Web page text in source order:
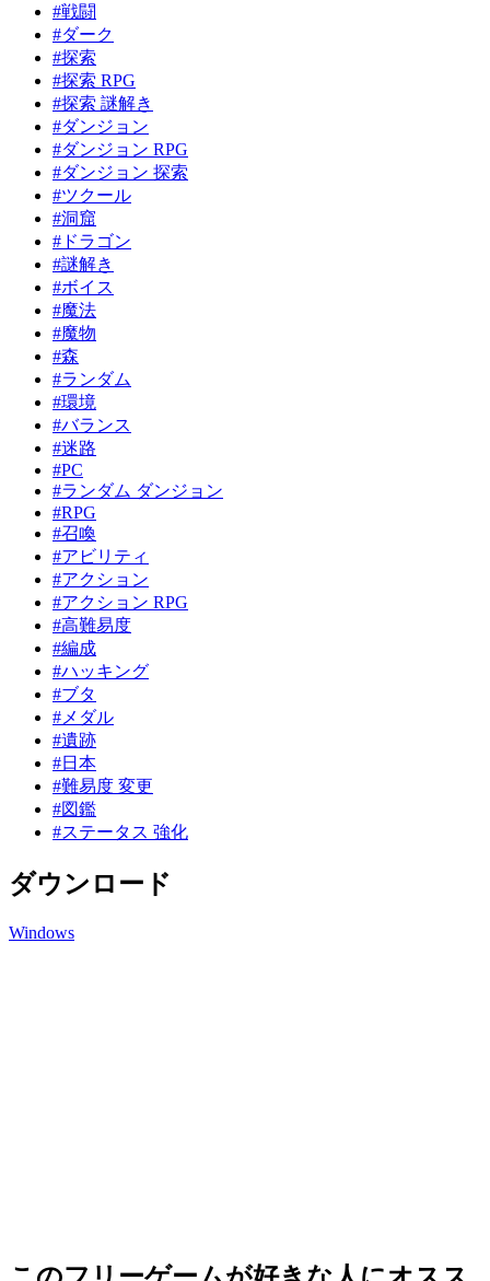
#戦闘
#ダーク
#探索
#探索 RPG
#探索 謎解き
#ダンジョン
#ダンジョン RPG
#ダンジョン 探索
#ツクール
#洞窟
#ドラゴン
#謎解き
#ボイス
#魔法
#魔物
#森
#ランダム
#環境
#バランス
#迷路
#PC
#ランダム ダンジョン
#RPG
#召喚
#アビリティ
#アクション
#アクション RPG
#高難易度
#編成
#ハッキング
#ブタ
#メダル
#遺跡
#日本
#難易度 変更
#図鑑
#ステータス 強化
ダウンロード
Windows